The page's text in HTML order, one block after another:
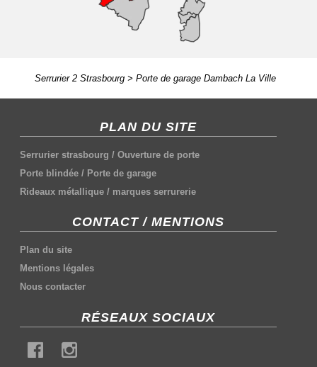
Serrurier 2 Strasbourg> Porte de garage Dambach La Ville
PLAN DU SITE
Serrurier strasbourg /Ouverture de porte
Porte blindée / Porte de garage
Rideaux métallique / marques serrurerie
CONTACT / MENTIONS
Plan du site
Mentions légales
Nous contacter
RÉSEAUX SOCIAUX